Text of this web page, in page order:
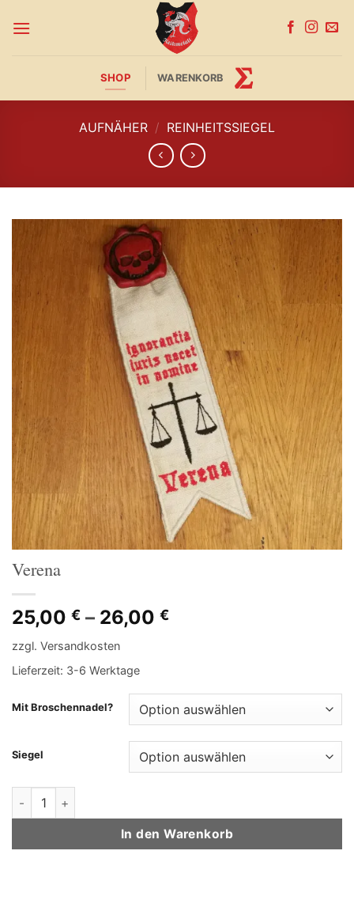
Inhalt
SHOP WARENKORB
AUFNÄHER / REINHEITSSIEGEL
Verena
25,00 € – 26,00 €
zzgl. Versandkosten
Lieferzeit: 3-6 Werktage
Mit Broschennadel?
Siegel
Verena Menge
In den Warenkorb